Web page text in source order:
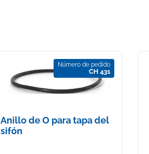
Número de pedido
CH 431
Anillo de O para tapa del
sifón